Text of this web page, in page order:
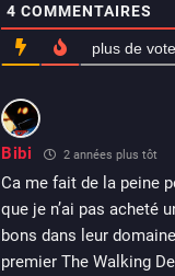
4 COMMENTAIRES
plus de
Bibi 2 années plus tôt
Ca me fait de la peine
que je n’ai pas acheté
bons dans leur
premier The Walking